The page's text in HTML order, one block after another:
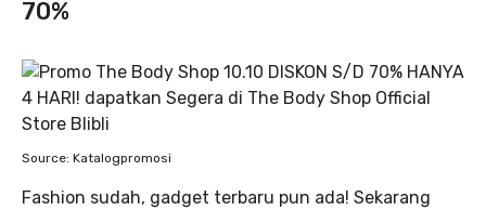
70%
Source: Katalogpromosi
Fashion sudah, gadget terbaru pun ada! Sekarang